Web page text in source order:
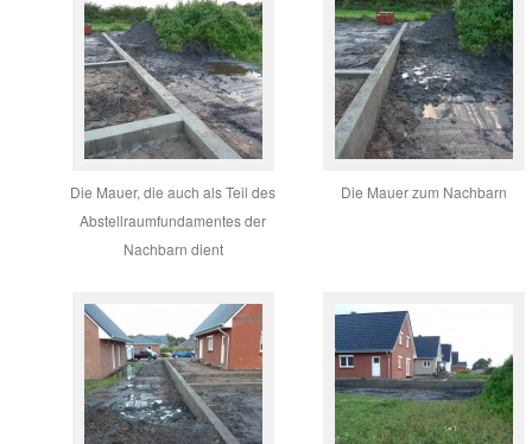
Die Mauer, die auch als Teil des
Abstellraumfundamentes der
Nachbarn dient
Die Mauer zum Nachbarn